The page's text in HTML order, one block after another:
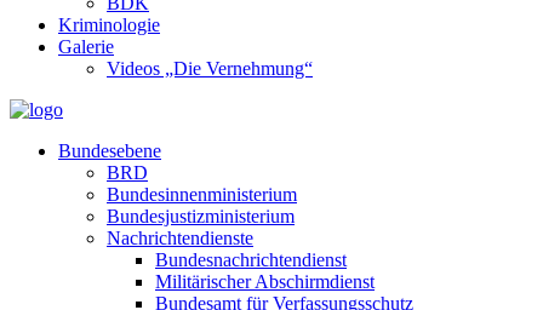
Kriminologie
Galerie
Videos „Die Vernehmung“
Bundesebene
BRD
Bundesinnenministerium
Bundesjustizministerium
Nachrichtendienste
Bundesnachrichtendienst
Militärischer Abschirmdienst
Bundesamt für Verfassungsschutz